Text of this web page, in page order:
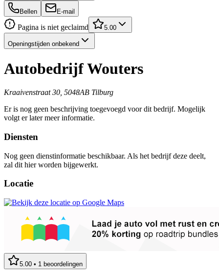
Bellen E-mail
Pagina is niet geclaimd 5.00
Openingstijden onbekend
Autobedrijf Wouters
Kraaivenstraat 30, 5048AB Tilburg
Er is nog geen beschrijving toegevoegd voor dit bedrijf. Mogelijk
volgt er later meer informatie.
Diensten
Nog geen dienstinformatie beschikbaar. Als het bedrijf deze deelt,
zal dit hier worden bijgewerkt.
Locatie
5.00 • 1 beoordelingen